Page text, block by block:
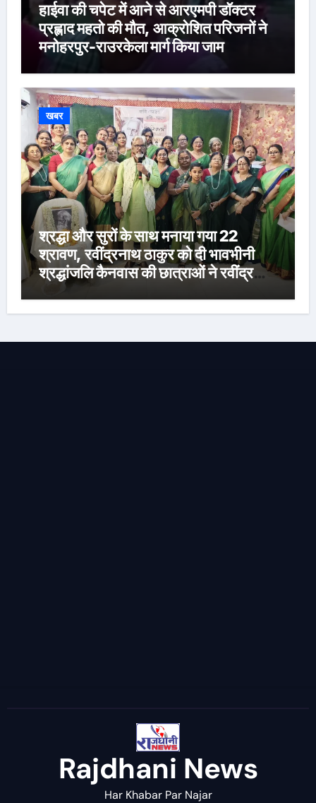
हाईवा की चपेट में आने से आरएमपी डॉक्टर
प्रह्लाद महतो की मौत, आक्रोशित परिजनों ने
मनोहरपुर-राउरकेला मार्ग किया जाम
खबर
श्रद्धा और सुरों के साथ मनाया गया 22
श्रावण, रवींद्रनाथ ठाकुर को दी भावभीनी
श्रद्धांजलि कैनवास की छात्राओं ने रवींद्र
बांधा समां
Rajdhani News
Har Khabar Par Najar